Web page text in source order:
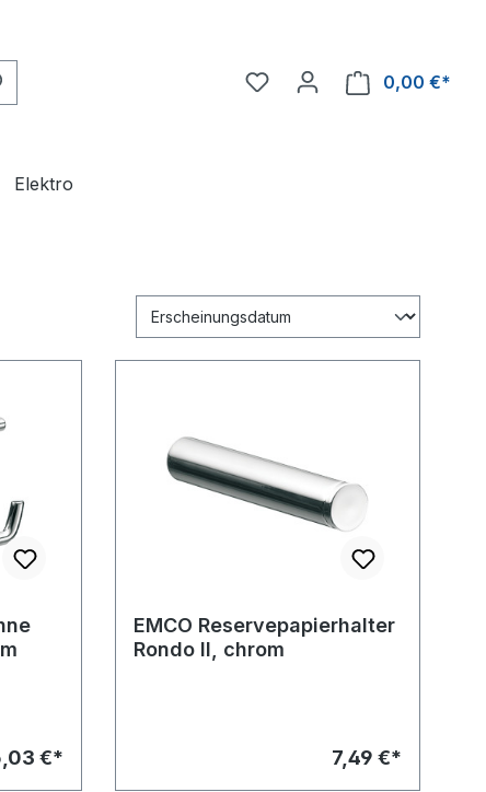
0,00 €*
Elektro
€*
EMCO Reservepapierhalter
Rondo II, chrom
7,49 €*